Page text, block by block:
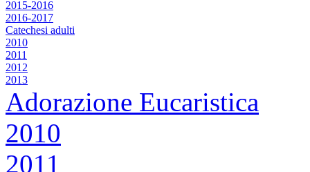
2015-2016
2016-2017
Catechesi adulti
2010
2011
2012
2013
Adorazione Eucaristica
2010
2011